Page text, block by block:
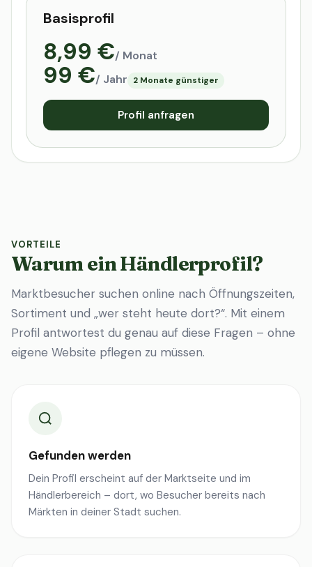
Basisprofil
8,99 €/ Monat
99 €/ Jahr 2 Monate günstiger
Profil anfragen
VORTEILE
Warum ein Händlerprofil?
Marktbesucher suchen online nach Öffnungszeiten,
Sortiment und „wer steht heute dort?“. Mit einem
Profil antwortest du genau auf diese Fragen – ohne
eigene Website pflegen zu müssen.
Gefunden werden
Dein Profil erscheint auf der Marktseite und im
Händlerbereich – dort, wo Besucher bereits nach
Märkten in deiner Stadt suchen.